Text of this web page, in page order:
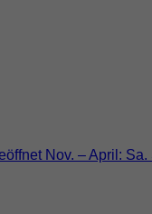
Nov. – April: